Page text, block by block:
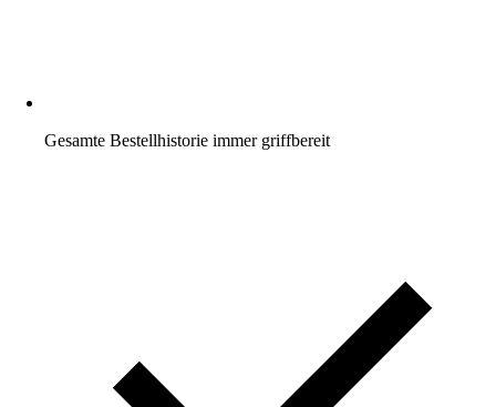
Gesamte Bestellhistorie immer griffbereit